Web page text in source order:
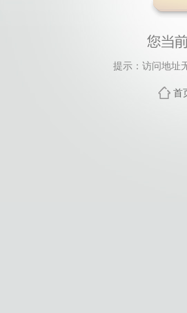
提示：访问地址
首